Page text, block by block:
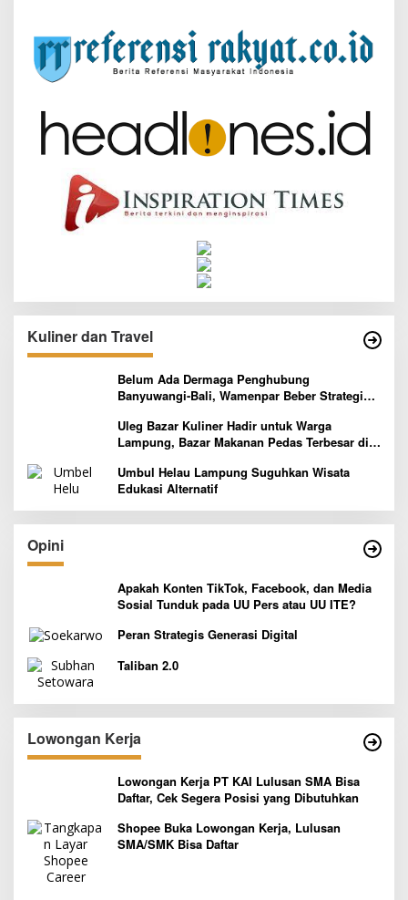
Kuliner dan Travel
Belum Ada Dermaga Penghubung
Banyuwangi-Bali, Wamenpar Beber Strategi
Uleg Bazar Kuliner Hadir untuk Warga
Lampung, Bazar Makanan Pedas Terbesar di
Umbul Helau Lampung Suguhkan Wisata
Edukasi Alternatif
Opini
Apakah Konten TikTok, Facebook, dan Media
Sosial Tunduk pada UU Pers atau UU ITE?
Peran Strategis Generasi Digital
Taliban 2.0
Lowongan Kerja
Lowongan Kerja PT KAI Lulusan SMA Bisa
Daftar, Cek Segera Posisi yang Dibutuhkan
Shopee Buka Lowongan Kerja, Lulusan
SMA/SMK Bisa Daftar